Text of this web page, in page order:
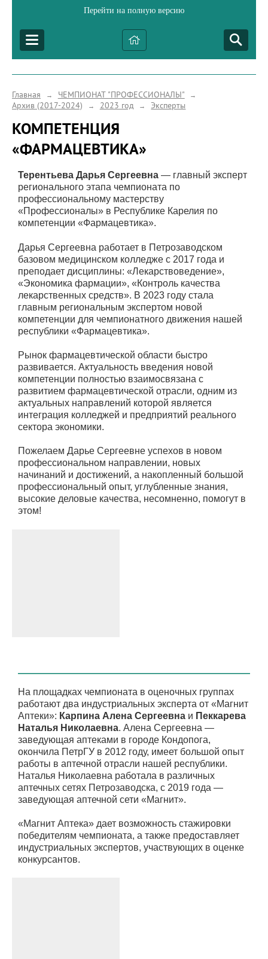
Перейти на полную версию
Главная → ЧЕМПИОНАТ "ПРОФЕССИОНАЛЫ" →
Архив (2017-2024) → 2023 год → Эксперты
КОМПЕТЕНЦИЯ
«ФАРМАЦЕВТИКА»
Терентьева Дарья Сергеевна — главный эксперт
регионального этапа чемпионата по
профессиональному мастерству
«Профессионалы» в Республике Карелия по
компетенции «Фармацевтика».
Дарья Сергеевна работает в Петрозаводском
базовом медицинском колледже с 2017 года и
преподает дисциплины: «Лекарствоведение»,
«Экономика фармации», «Контроль качества
лекарственных средств». В 2023 году стала
главным региональным экспертом новой
компетенции для чемпионатного движения нашей
республики «Фармацевтика».
Рынок фармацевтической области быстро
развивается. Актуальность введения новой
компетенции полностью взаимосвязана с
развитием фармацевтической отрасли, одним из
актуальных направлений которой является
интеграция колледжей и предприятий реального
сектора экономики.
Пожелаем Дарье Сергеевне успехов в новом
профессиональном направлении, новых
начинаний и достижений, а накопленный большой
профессиональный опыт, углубленные знания,
высокие деловые качества, несомненно, помогут в
этом!
На площадках чемпионата в оценочных группах
работают два индустриальных эксперта от «Магнит
Аптеки»: Карпина Алена Сергеевна и Пеккарева
Наталья Николаевна. Алена Сергеевна —
заведующая аптеками в городе Кондопога,
окончила ПетрГУ в 2012 году, имеет большой опыт
работы в аптечной отрасли нашей республики.
Наталья Николаевна работала в различных
аптечных сетях Петрозаводска, с 2019 года —
заведующая аптечной сети «Магнит».
«Магнит Аптека» дает возможность стажировки
победителям чемпионата, а также предоставляет
индустриальных экспертов, участвующих в оценке
конкурсантов.